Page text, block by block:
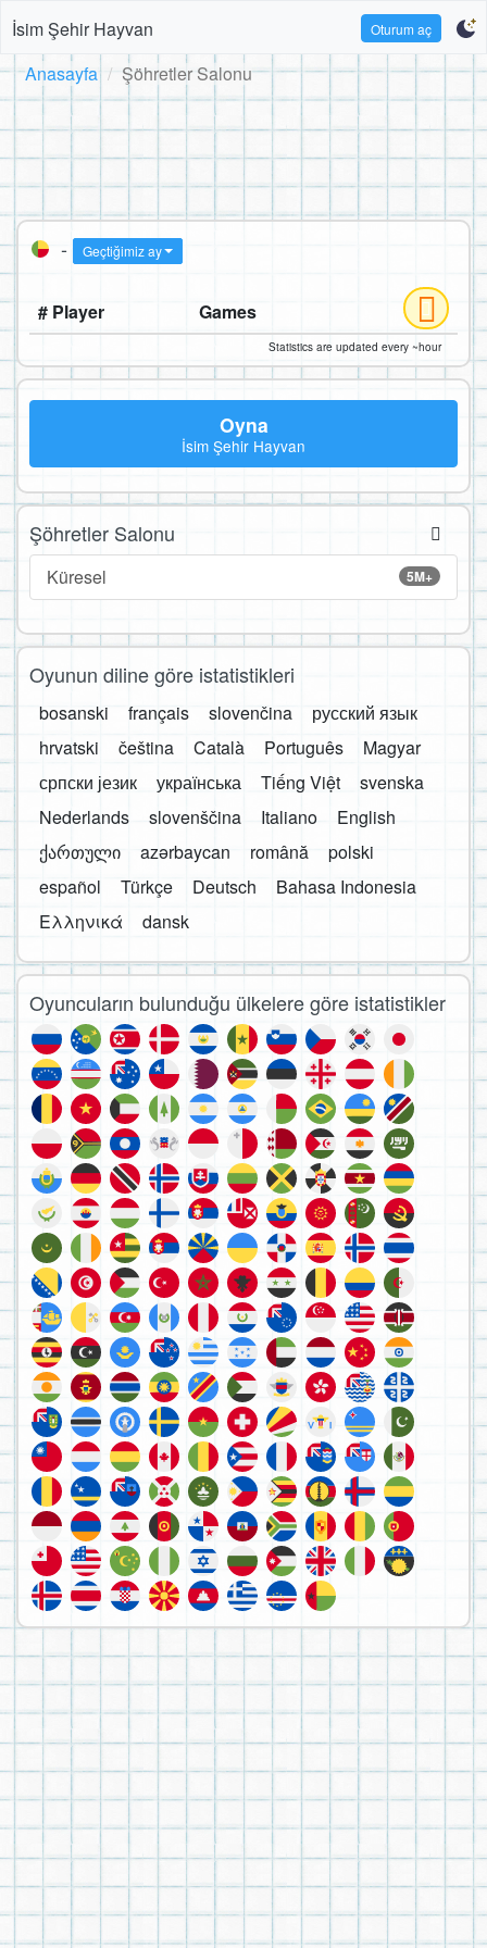
İsim Şehir Hayvan Oturum aç
Anasayfa Şöhretler Salonu
- Geçtiğimiz ay
# Player Games
Statistics are updated every ~hour
Oyna
İsim Şehir Hayvan
Şöhretler Salonu
5M+
Küresel
Oyunun diline göre istatistikleri
bosanski français slovenčina
русский язык
hrvatski
čeština Català Português
Magyar
српски језик
українська Tiếng Việt
svenska
Nederlands
slovenščina Italiano
English
ქართული
azərbaycan română
polski
español
Türkçe Deutsch
Bahasa Indonesia
Ελληνικά
dansk
Oyuncuların bulunduğu ülkelere göre istatistikler